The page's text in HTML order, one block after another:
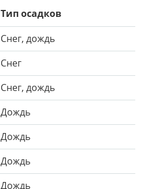
Тип осадков
Снег, дождь
Снег
Снег, дождь
Дождь
Дождь
Дождь
Дождь